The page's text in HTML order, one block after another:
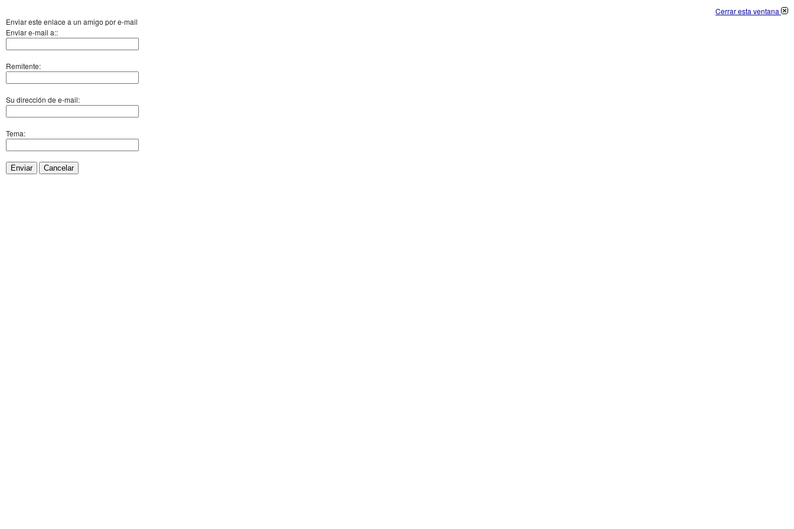
Cerrar esta ventana
Enviar este enlace a un amigo por e-mail
Enviar e-mail a::
Remitente:
Su dirección de e-mail:
Tema:
Enviar Cancelar